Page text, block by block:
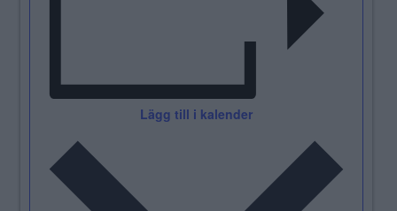
Lägg till i kalender